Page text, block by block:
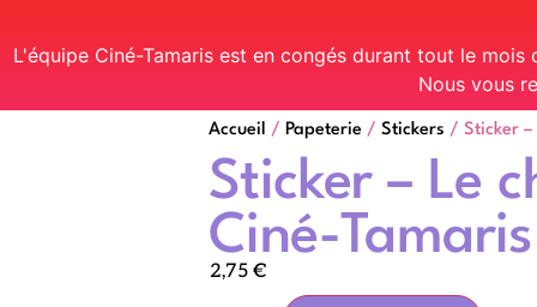
L'équipe Ciné-Tamaris est en congés durant tout le
Nous vous
Accueil / Papeterie / Stickers / Sticker –
Sticker – Le
Ciné-Tamaris
2,75 €